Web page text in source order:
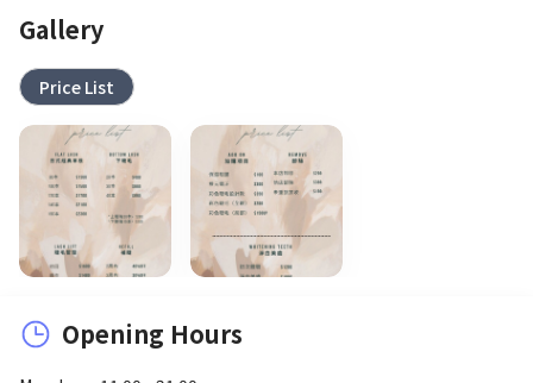
Gallery
Price List
Opening Hours